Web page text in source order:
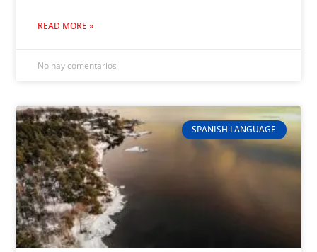
READ MORE »
No hay comentarios
SPANISH LANGUAGE